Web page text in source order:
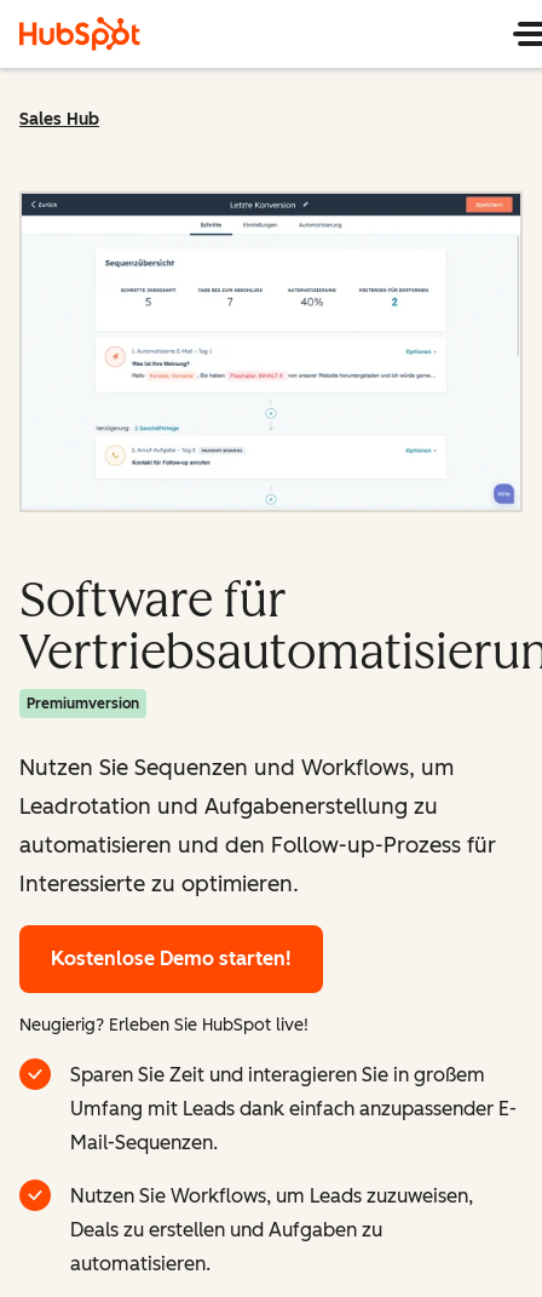
Sales Hub
Software für
Premiumversion
Nutzen Sie Sequenzen und Workflows, um
Leadrotation und Aufgabenerstellung zu
automatisieren und den Follow-up-Prozess für
Interessierte zu optimieren.
Kostenlose Demo starten!
Neugierig? Erleben Sie HubSpot live!
Sparen Sie Zeit und interagieren Sie in großem
Umfang mit Leads dank einfach anzupassender E-
Mail-Sequenzen.
Nutzen Sie Workflows, um Leads zuzuweisen,
Deals zu erstellen und Aufgaben zu
automatisieren.